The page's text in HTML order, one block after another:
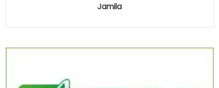
Jamila